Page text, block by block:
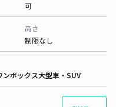
可
高さ
制限なし
ンボックス大型車・SUV